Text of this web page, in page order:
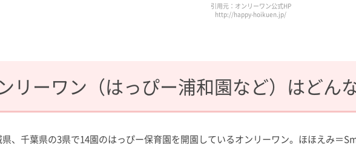
引用元：オンリーワン公式HP
http://happy-hoikuen.jp/
リーワン（はっぴー浦和園など）はどん
、千葉県の3県で14園のはっぴー保育園を開園しているオンリーワン。ほほえみ＝